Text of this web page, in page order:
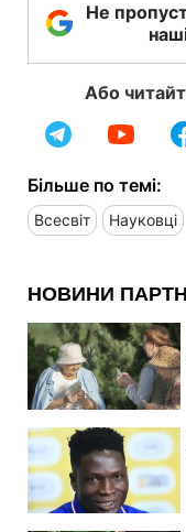
Не
Або
Більше по темі:
Всесвіт Науковці